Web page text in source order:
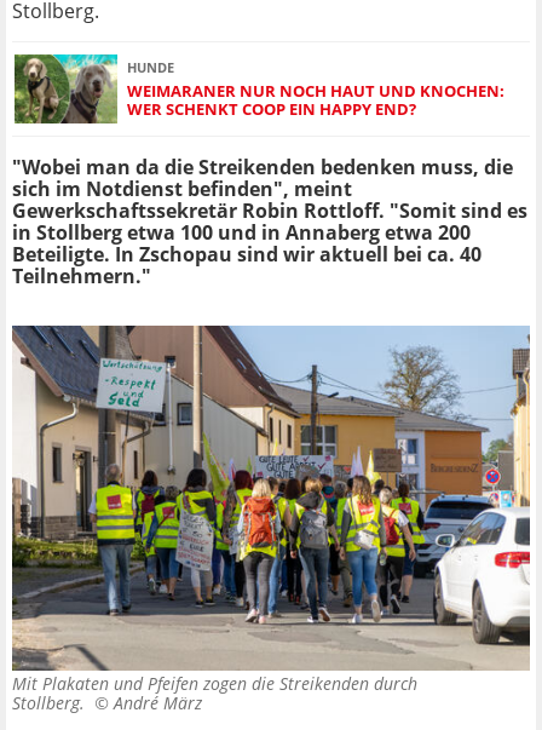
Stollberg.
HUNDE
WEIMARANER NUR NOCH HAUT UND KNOCHEN:
WER SCHENKT COOP EIN HAPPY END?
"Wobei man da die Streikenden bedenken muss, die
sich im Notdienst befinden", meint
Gewerkschaftssekretär Robin Rottloff. "Somit sind es
in Stollberg etwa 100 und in Annaberg etwa 200
Beteiligte. In Zschopau sind wir aktuell bei ca. 40
Teilnehmern."
Mit Plakaten und Pfeifen zogen die Streikenden durch
Stollberg. ©André März